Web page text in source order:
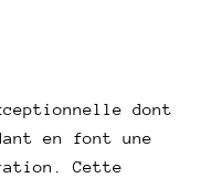
dont
en font une
Cette